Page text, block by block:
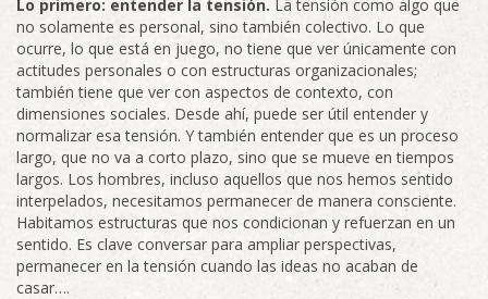
Lo primero: entender la tensión. La tensión como algo que
no solamente es personal, sino también colectivo. Lo que
ocurre, lo que está en juego, no tiene que ver únicamente con
actitudes personales o con estructuras organizacionales;
también tiene que ver con aspectos de contexto, con
dimensiones sociales. Desde ahí, puede ser útil entender y
normalizar esa tensión. Y también entender que es un proceso
largo, que no va a corto plazo, sino que se mueve en tiempos
largos. Los hombres, incluso aquellos que nos hemos sentido
interpelados, necesitamos permanecer de manera consciente.
Habitamos estructuras que nos condicionan y refuerzan en un
sentido. Es clave conversar para ampliar perspectivas,
permanecer en la tensión cuando las ideas no acaban de
casar….